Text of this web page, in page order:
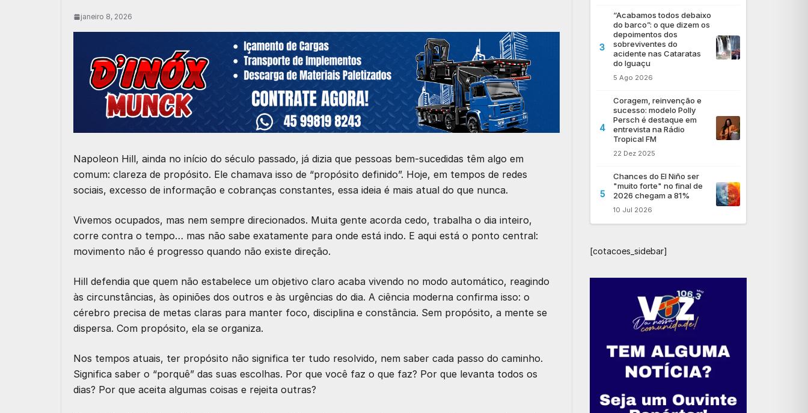
janeiro 8, 2026
Napoleon Hill, ainda no início do século passado, já dizia que pessoas bem-sucedidas têm algo em
comum: clareza de propósito. Ele chamava isso de “propósito definido”. Hoje, em tempos de redes
sociais, excesso de informação e cobranças constantes, essa ideia é mais atual do que nunca.
Vivemos ocupados, mas nem sempre direcionados. Muita gente acorda cedo, trabalha o dia inteiro,
corre contra o tempo… mas não sabe exatamente para onde está indo. E aqui está o ponto central:
movimento não é progresso quando não existe direção.
Hill defendia que quem não estabelece um objetivo claro acaba vivendo no modo automático, reagindo
às circunstâncias, às opiniões dos outros e às urgências do dia. A ciência moderna confirma isso: o
cérebro precisa de metas claras para manter foco, disciplina e constância. Sem propósito, a mente se
dispersa. Com propósito, ela se organiza.
Nos tempos atuais, ter propósito não significa ter tudo resolvido, nem saber cada passo do caminho.
Significa saber o “porquê” das suas escolhas. Por que você faz o que faz? Por que levanta todos os
dias? Por que aceita algumas coisas e rejeita outras?
3
“Acabamos todos debaixo
do barco”: o que dizem os
depoimentos dos
sobreviventes do
acidente nas Cataratas
do Iguaçu
5 Ago 2026
4
Coragem, reinvenção e
sucesso: modelo Polly
Persch é destaque em
entrevista na Rádio
Tropical FM
22 Dez 2025
5
Chances do El Niño ser
"muito forte" no final de
2026 chegam a 81%
10 Jul 2026
[cotacoes_sidebar]